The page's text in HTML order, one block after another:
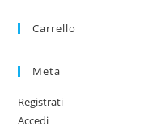
Carrello
Meta
Registrati
Accedi